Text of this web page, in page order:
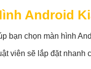
Android
bạn chọn màn hình
viên sẽ lắp đặt nhanh